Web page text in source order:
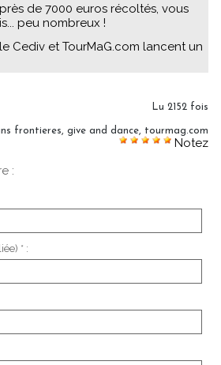
près de 7000 euros récoltés, vous
peu nombreux !
Cediv et TourMaG.com lancent un
Lu 2152 fois
frontieres give and dance tourmag.com
Notez
:
* :